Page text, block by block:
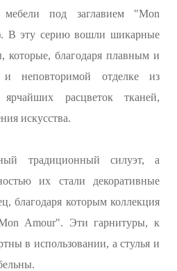
мебели под заглавием "Mon
В эту серию вошли шикарные
которые, благодаря плавным и
неповторимой отделке из
расцветок тканей,
искусства.
традиционный силуэт, а
их стали декоративные
благодаря которым коллекция
Amour". Эти гарнитуры, к
в использовании, а стулья и